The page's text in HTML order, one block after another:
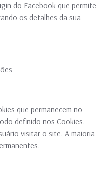
do Facebook que permite
os detalhes da sua
que permanecem no
definido nos Cookies.
visitar o site. A maioria